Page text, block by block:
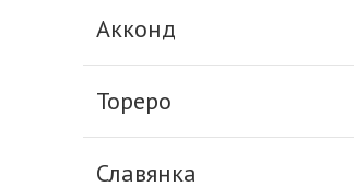
Акконд
Тореро
Славянка